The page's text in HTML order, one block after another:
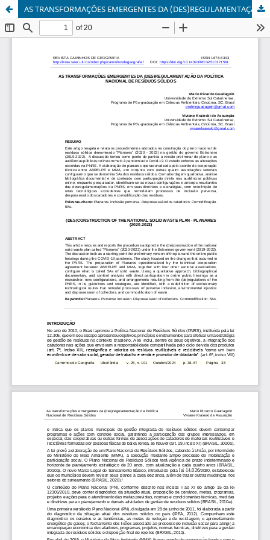
AS TRANSFORMAÇÕES EMERGENTES DA (DES)REGULAMENTAÇÃO DA POLÍTICA NACIONAL DE RESÍDUOS SÓLIDOS